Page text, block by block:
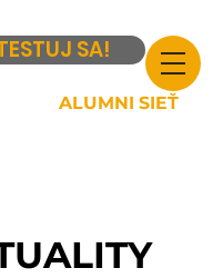
SA!
ALUMNI SIEŤ